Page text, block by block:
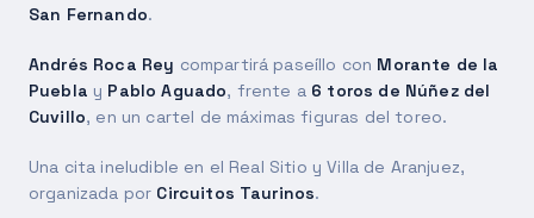
San Fernando.
Andrés Roca Rey compartirá paseíllo con Morante de la
Puebla y Pablo Aguado, frente a 6 toros de Núñez del
Cuvillo, en un cartel de máximas figuras del toreo.
Una cita ineludible en el Real Sitio y Villa de Aranjuez,
organizada por Circuitos Taurinos.